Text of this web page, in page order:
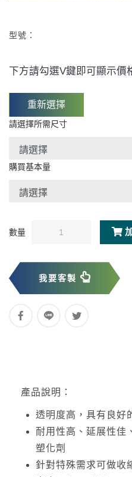
型號：
下方請勾選V鍵即可顯示價
重新選擇
請選擇所需尺寸
購買基本量
數量
我要客製
產品說明：
透明度高，具有良好
耐用性高、延展性佳
塑化劑
針對特殊需求可做收